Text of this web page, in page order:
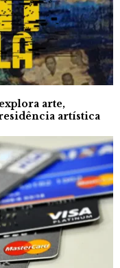
arte,
artística